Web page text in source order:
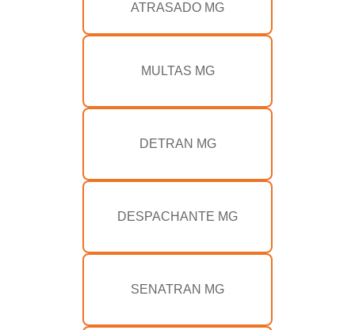
ATRASADO MG
MULTAS MG
DETRAN MG
DESPACHANTE MG
SENATRAN MG